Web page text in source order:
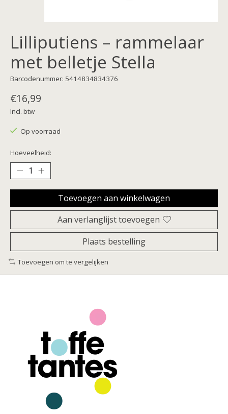
Lilliputiens – rammelaar
met belletje Stella
Barcodenummer: 5414834834376
€16,99
Incl. btw
Op voorraad
Hoeveelheid:
Toevoegen aan winkelwagen
Aan verlanglijst toevoegen
Plaats bestelling
Toevoegen om te vergelijken